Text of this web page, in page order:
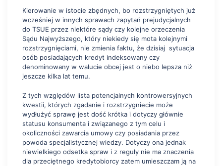
Kierowanie w istocie zbędnych, bo rozstrzygniętych już
wcześniej w innych sprawach zapytań prejudycjalnych
do TSUE przez niektóre sądy czy kolejne orzeczenia
Sądu Najwyższego, który niekiedy się mota kolejnymi
rozstrzygnięciami, nie zmienia faktu, że dzisiaj sytuacja
osób posiadających kredyt indeksowany czy
denominowany w walucie obcej jest o niebo lepsza niż
jeszcze kilka lat temu.
Z tych względów lista potencjalnych kontrowersyjnych
kwestii, których zgadanie i rozstrzygniecie może
wydłużyć sprawę jest dość krótka i dotyczy głównie
statusu konsumenta i związanego z tym celu i
okoliczności zawarcia umowy czy posiadania przez
powoda specjalistycznej wiedzy. Dotyczy ona jednak
niewielkiego odsetka spraw i z reguły nie ma znaczenia
dla przeciętnego kredytobiorcy zatem umieszczam ją na